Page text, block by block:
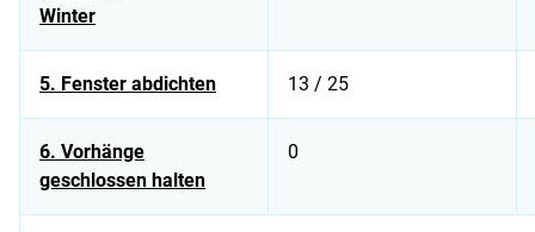
Winter
5. Fenster abdichten 13 / 25
6. Vorhänge
geschlossen halten
0